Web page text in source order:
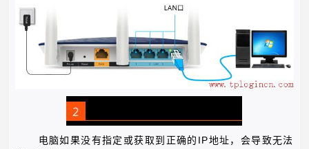
电脑如果没有指定或获取到正确的 IP地址，会导致无法